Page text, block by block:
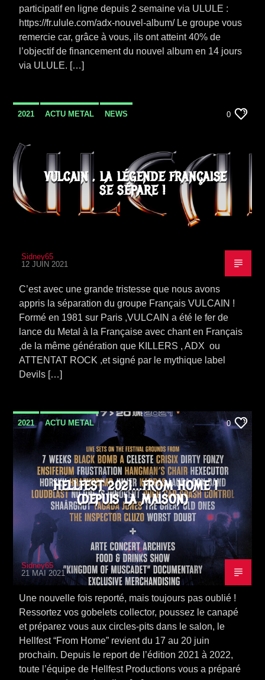
participatif en ligne depuis 2 semaine via ULULE :
https://fr.ulule.com/adx-nouvel-album/ Le groupe vous
remercie car, grâce à vous, ils ont atteint 40% de
l’objectif de financement du nouvel album en 14 jours
via ULULE. […]
2021 ACTU METAL NEWS 0
VULCAIN , LA LÉGENDE FRANÇAISE
SE SÉPARE !
Sidney65
12 JUIN 2021
C’est avec une grande tristesse que nous avons
appris la séparation du groupe Français VULCAIN !
Formé en 1981 sur Paris ,VULCAIN a été le fer de
lance du Metal à la Française avec chant en Français
,de la même génération que KILLERS , ADX ou
ATTENTAT ROCK ,et signé par le mythique label
Devils […]
2021 ACTU METAL 0
HELLFEST 2021…FROM HOME !
(DEPUIS LA MAISON)
Sidney65
21 MAI 2021
Une nouvelle fois reporté, mais toujours pas oublié !
Ressortez vos gobelets collector, poussez le canapé
et préparez vous aux circles-pits dans le salon, le
Hellfest “From Home” revient du 17 au 20 juin
prochain. Depuis le report de l’édition 2021 à 2022,
toute l’équipe de Hellfest Productions vous a préparé